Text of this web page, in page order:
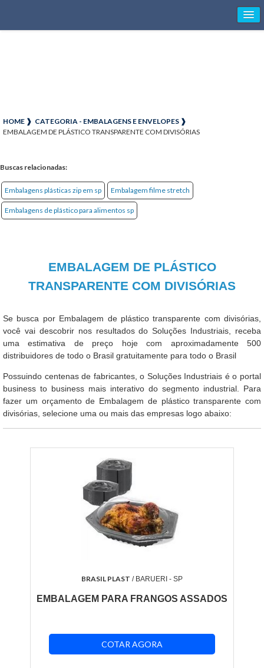
HOME ❱ CATEGORIA - EMBALAGENS E ENVELOPES ❱
EMBALAGEM DE PLÁSTICO TRANSPARENTE COM DIVISÓRIAS
Buscas relacionadas:
Embalagens plásticas zip em sp Embalagem filme stretch
Embalagens de plástico para alimentos sp
EMBALAGEM DE PLÁSTICO
TRANSPARENTE COM DIVISÓRIAS
Se busca por Embalagem de plástico transparente com divisórias,
você vai descobrir nos resultados do Soluções Industriais, receba
uma estimativa de preço hoje com aproximadamente 500
distribuidores de todo o Brasil gratuitamente para todo o Brasil
Possuindo centenas de fabricantes, o Soluções Industriais é o portal
business to business mais interativo do segmento industrial. Para
fazer um orçamento de Embalagem de plástico transparente com
divisórias, selecione uma ou mais das empresas logo abaixo:
BRASIL PLAST / BARUERI - SP
EMBALAGEM PARA FRANGOS ASSADOS
COTAR AGORA